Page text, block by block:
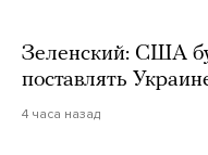
Зеленский: США
поставлять
4 часа назад